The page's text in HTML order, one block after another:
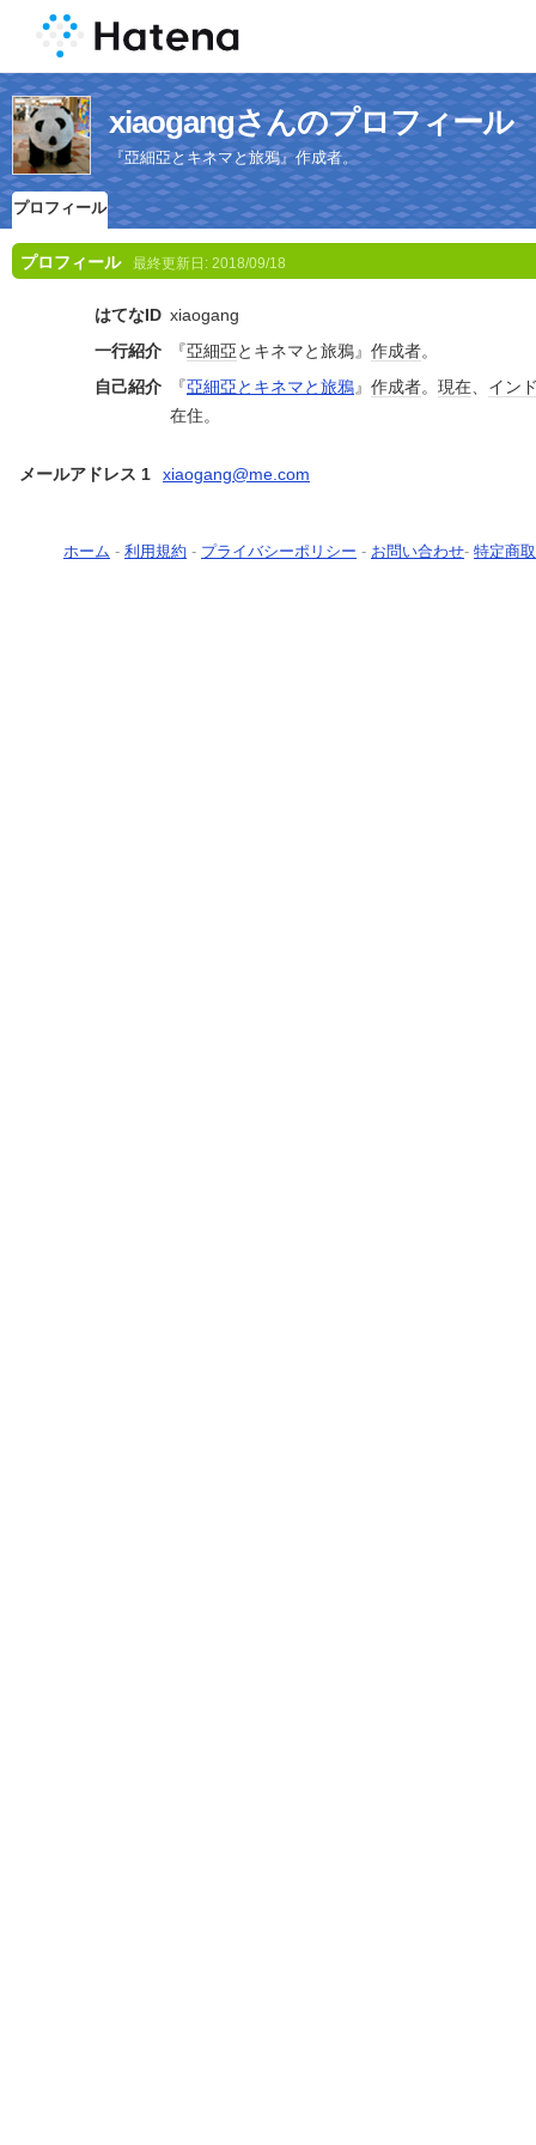
xiaogangさんのプロフィール
『亞細亞とキネマと旅鴉』作成者。
プロフィール
プロフィール 最終更新日: 2018/09/18
はてなID xiaogang
一行紹介
『亞細亞とキネマと旅鴉』 作成者。
自己紹介
『亞細亞とキネマと旅鴉』 作成者。 現在、 イン
在住。
メールアドレス 1 xiaogang@me.com
ホーム - 利用規約 - プライバシーポリシー - お問い合わせ- 特定商